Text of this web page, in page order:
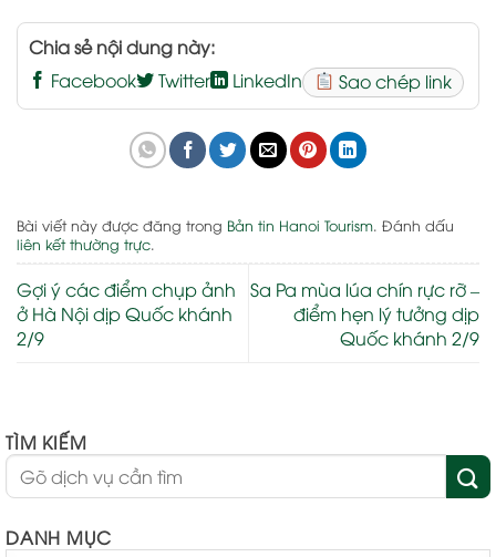
Chia sẻ nội dung này:
Facebook
Twitter LinkedIn Sao chép link
Bài viết này được đăng trong Bản tin Hanoi Tourism. Đánh dấu
liên kết thường trực.
Gợi ý các điểm chụp ảnh
ở Hà Nội dịp Quốc khánh
2/9
Sa Pa mùa lúa chín rực rỡ –
điểm hẹn lý tưởng dịp
Quốc khánh 2/9
TÌM KIẾM
DANH MỤC